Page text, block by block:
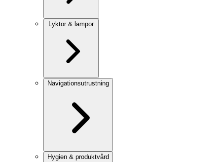
Lyktor & lampor
Navigationsutrustning
Hygien & produktvård